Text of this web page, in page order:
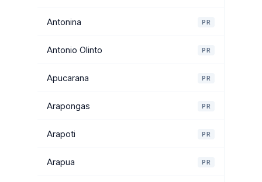
Antonina PR
Antonio Olinto PR
Apucarana PR
Arapongas PR
Arapoti PR
Arapua PR